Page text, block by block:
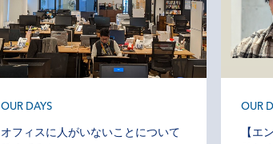
OUR DAYS
オフィスに人がいないことについて
OUR
【エ